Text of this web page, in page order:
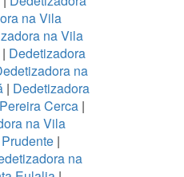
na Vila
na Vila
Dedetizadora
na
| Dedetizadora
Cerca |
na Vila
|
na